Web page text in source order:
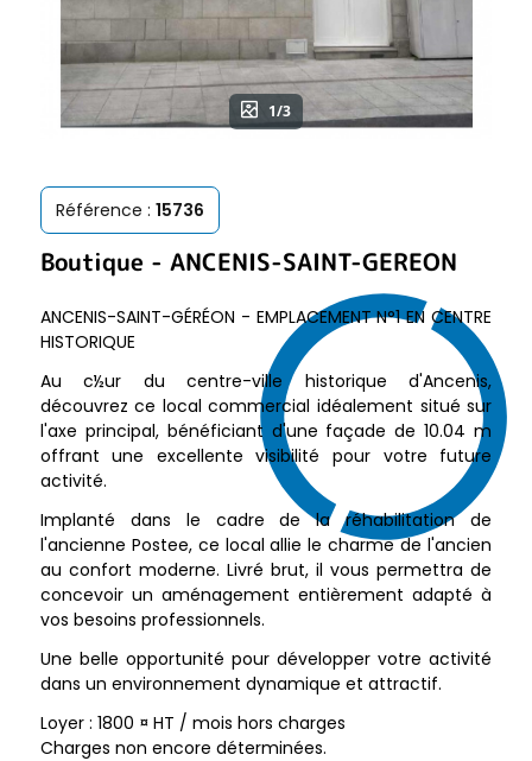
1/3
Boutique - ANCENIS-SAINT-GEREON
Référence : 15736
ANCENIS-SAINT-GÉRÉON - EMPLACEMENT N°1 EN CENTRE
HISTORIQUE
Au c½ur du centre-ville historique d'Ancenis,
découvrez ce local commercial idéalement situé sur
l'axe principal, bénéficiant d'une façade de 10.04 m
offrant une excellente visibilité pour votre future
activité.
Implanté dans le cadre de la réhabilitation de
l'ancienne Postee, ce local allie le charme de l'ancien
au confort moderne. Livré brut, il vous permettra de
concevoir un aménagement entièrement adapté à
vos besoins professionnels.
Une belle opportunité pour développer votre activité
dans un environnement dynamique et attractif.
Loyer : 1800 ¤ HT / mois hors charges
Charges non encore déterminées.